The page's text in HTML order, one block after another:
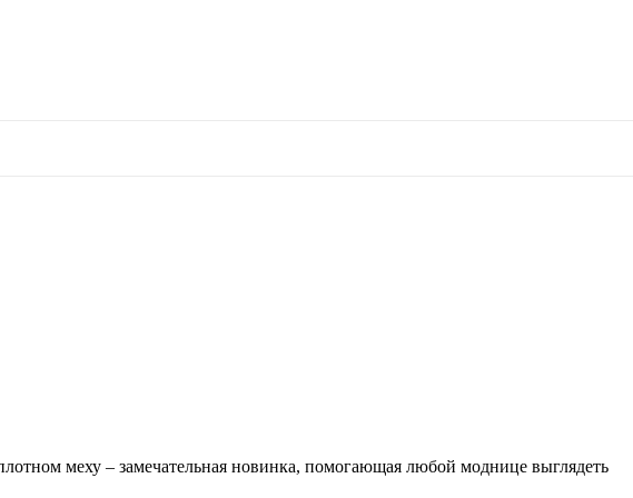
меху – замечательная новинка, помогающая любой моднице выглядеть